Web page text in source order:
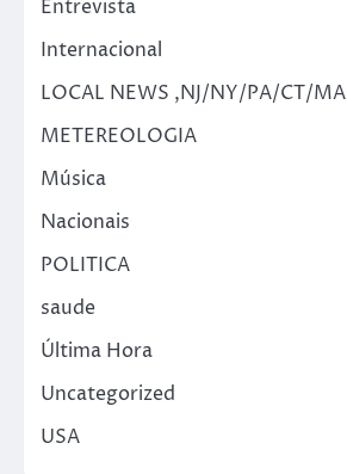
Entrevista
Internacional
LOCAL NEWS ,NJ/NY/PA/CT/MA
METEREOLOGIA
Música
Nacionais
POLITICA
saude
Última Hora
Uncategorized
USA